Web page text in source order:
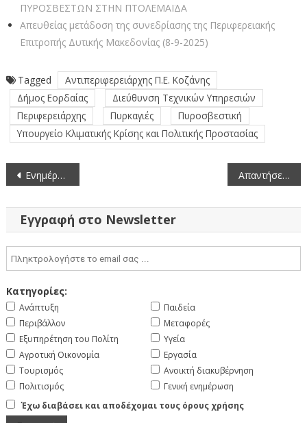
ΠΥΡΟΣΒΕΣΤΩΝ ΣΤΗΝ ΠΤΟΛΕΜΑΪΔΑ
Απευθείας μετάδοση της συνεδρίασης της Περιφερειακής
Επιτροπής Δυτικής Μακεδονίας (8-9-2025)
Tagged
Αντιπεριφερειάρχης Π.Ε. Κοζάνης
Δήμος Εορδαίας
Διεύθυνση Τεχνικών Υπηρεσιών
Περιφερειάρχης
Πυρκαγιές
Πυροσβεστική
Υπουργείο Κλιματικής Κρίσης και Πολιτικής Προστασίας
Πλοήγηση
άρθρων
Ενημέρωση για διακοπή κυκλοφορίας στην Υψηλή Γέφυρα Σερβίων Απαντήσεις σε αναφορές και δηλώσεις της Επικεφαλής της ελάσσονος αντιπολίτευσης στο Περιφερειακό Συμβούλιο Δυτικής Μακεδονίας
Εγγραφή στο Newsletter
Κατηγορίες:
Ανάπτυξη
Περιβάλλον
Εξυπηρέτηση του Πολίτη
Αγροτική Οικονομία
Τουρισμός
Πολιτισμός
Παιδεία
Μεταφορές
Υγεία
Εργασία
Ανοικτή διακυβέρνηση
Γενική ενημέρωση
Έχω διαβάσει και αποδέχομαι τους όρους χρήσης